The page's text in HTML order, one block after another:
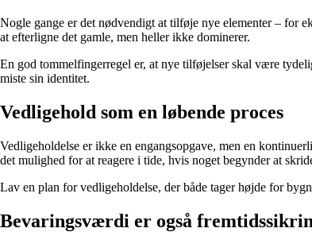
Nogle gange er det nødvendigt at tilføje nye elementer – for
at efterligne det gamle, men heller ikke dominerer.
En god tommelfingerregel er, at nye tilføjelser skal være
miste sin identitet.
Vedligehold som en løbende proces
Vedligeholdelse er ikke en engangsopgave, men en
det mulighed for at reagere i tide, hvis noget begynder at
Lav en plan for vedligeholdelse, der både tager højde for
Bevaringsværdi er også